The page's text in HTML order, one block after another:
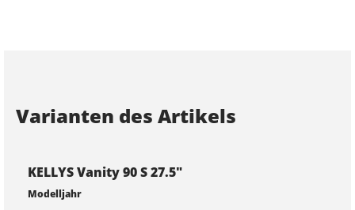
Varianten des Artikels
KELLYS Vanity 90 S 27.5"
Modelljahr